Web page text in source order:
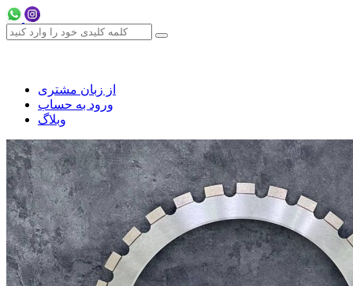
از زبان مشتری
ورود به حساب
وبلاگ